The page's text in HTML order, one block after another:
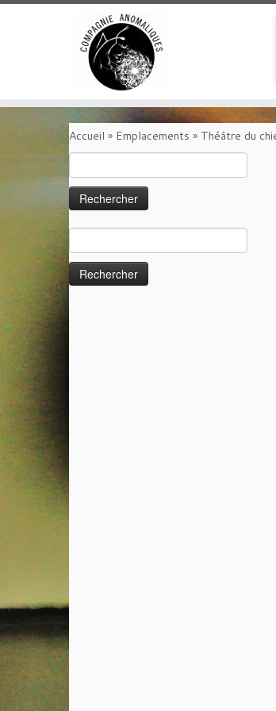
Passer
contenu
Accueil » Emplacements » Théâtre du
Rechercher :